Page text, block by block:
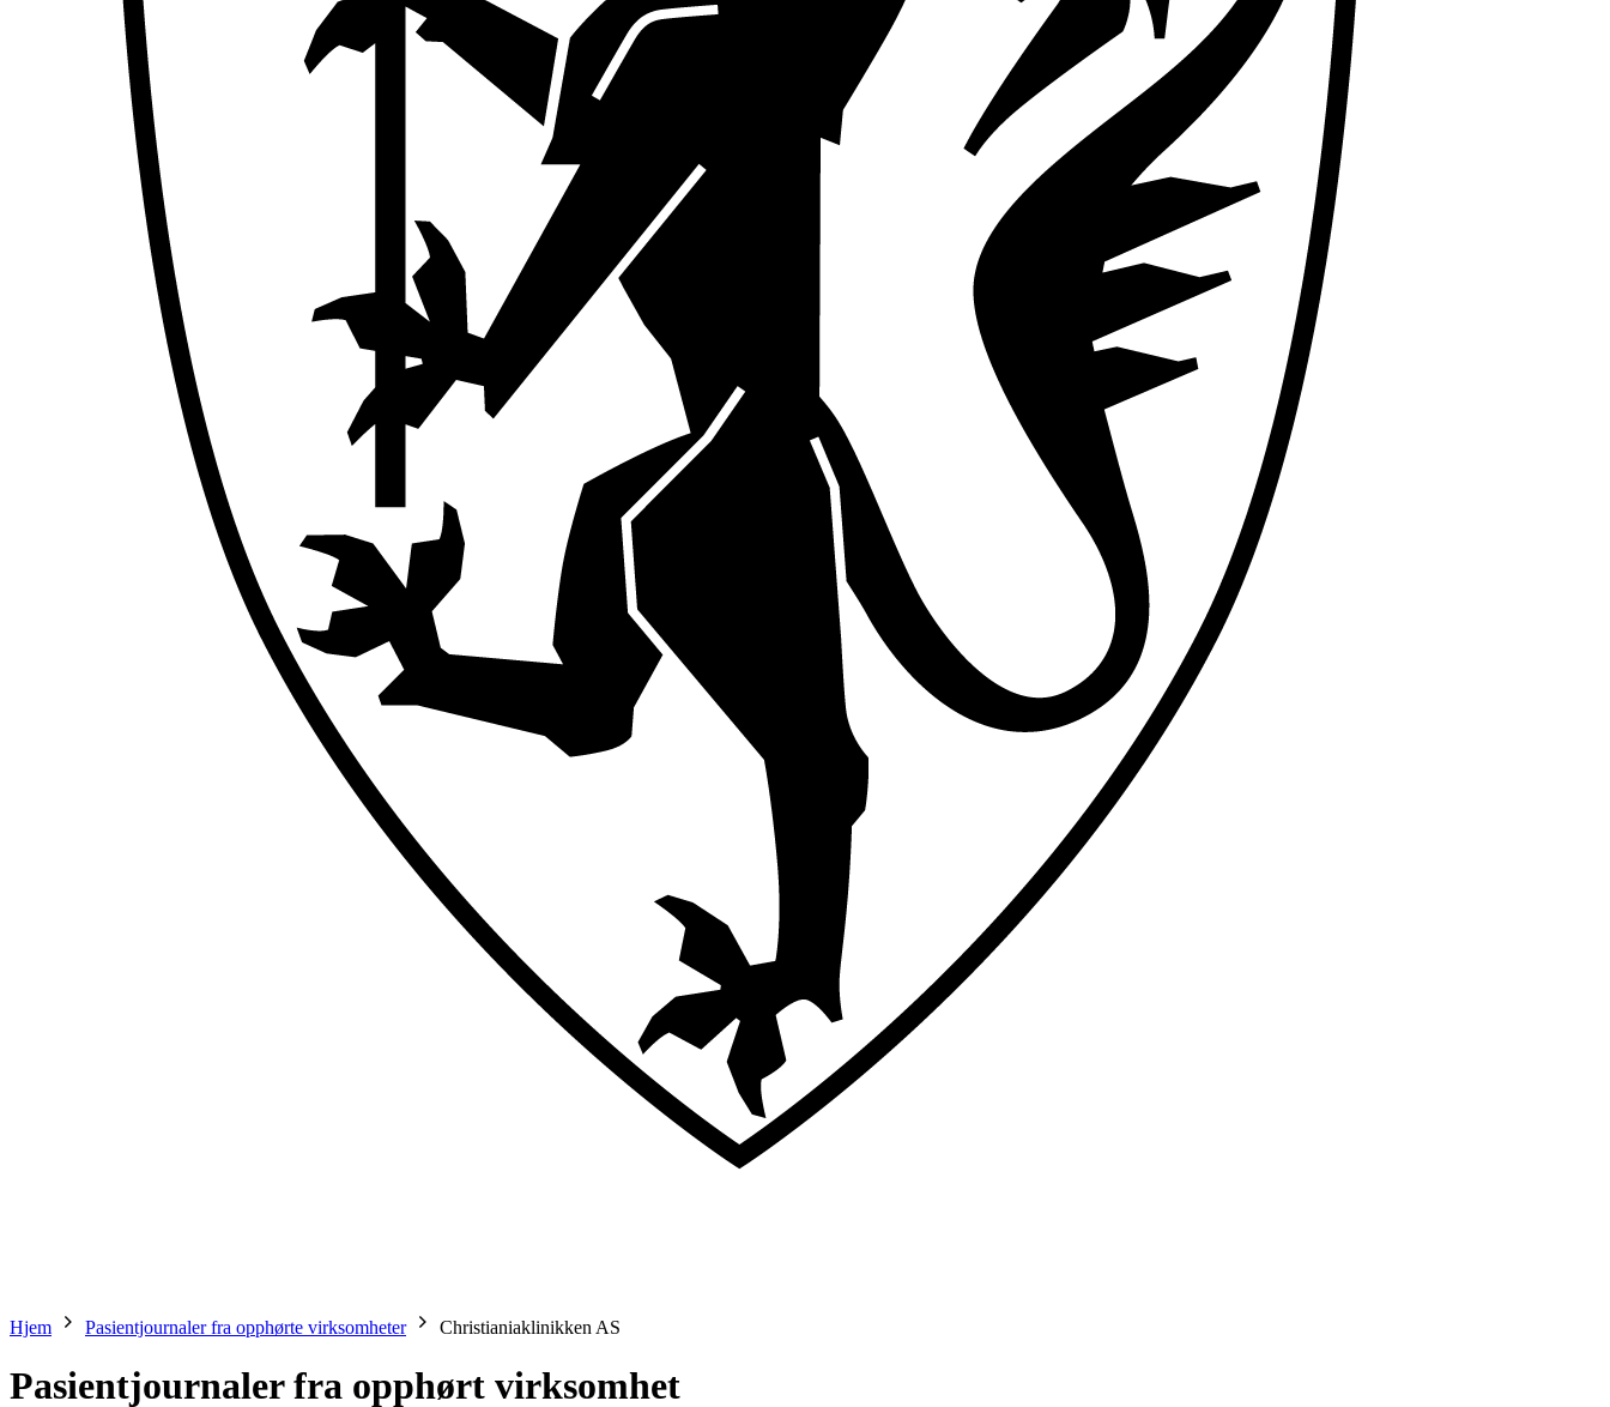
Hjem Pasientjournaler fra opphørte virksomheter Christianiaklinikken AS
Pasientjournaler fra opphørt virksomhet